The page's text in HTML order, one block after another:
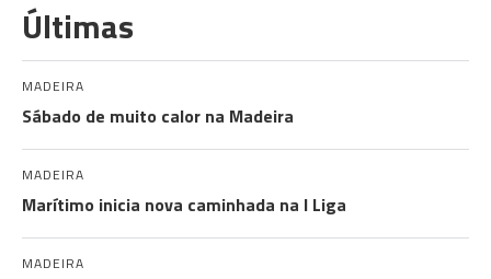
Últimas
MADEIRA
Sábado de muito calor na Madeira
MADEIRA
Marítimo inicia nova caminhada na I Liga
MADEIRA